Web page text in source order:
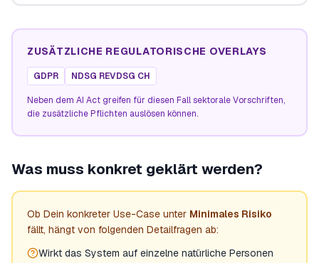
ZUSÄTZLICHE REGULATORISCHE OVERLAYS
GDPR NDSG REVDSG CH
Neben dem AI Act greifen für diesen Fall sektorale Vorschriften,
die zusätzliche Pflichten auslösen können.
Was muss konkret geklärt werden?
Ob Dein konkreter Use-Case unter Minimales Risiko
fällt, hängt von folgenden Detailfragen ab:
Wirkt das System auf einzelne natürliche Personen